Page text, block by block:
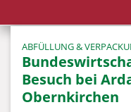
ABFÜLLUNG &
Besuch bei
Obernkirchen